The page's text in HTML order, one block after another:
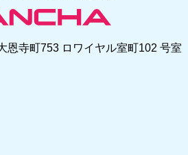
恩寺町753 ロワイヤル室町102 号室